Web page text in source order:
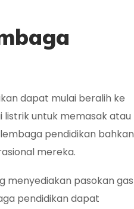
dapat mulai beralih ke
listrik untuk memasak atau
pendidikan bahkan
mereka.
menyediakan pasokan gas
pendidikan dapat